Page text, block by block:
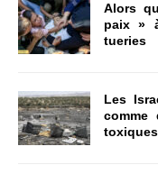
Alors
paix »
tueries
Les
comme
toxiques